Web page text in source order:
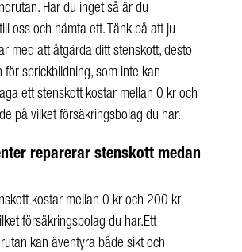
Har du inget så är du
oss och hämta ett. Tänk på att ju
med att åtgärda ditt stenskott, desto
för sprickbildning, som inte kan
ett stenskott kostar mellan 0 kr och
på vilket försäkringsbolag du har.
reparerar stenskott medan
kostar mellan 0 kr och 200 kr
försäkringsbolag du har.Ett
kan äventyra både sikt och